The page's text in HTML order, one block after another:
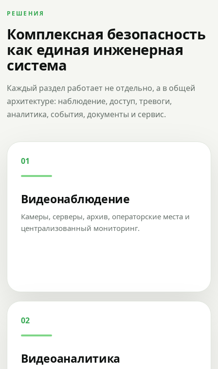
РЕШЕНИЯ
Комплексная безопасность
как единая инженерная
система
Каждый раздел работает не отдельно, а в общей
архитектуре: наблюдение, доступ, тревоги,
аналитика, события, документы и сервис.
01
Видеонаблюдение
Камеры, серверы, архив, операторские места и
централизованный мониторинг.
02
Видеоаналитика